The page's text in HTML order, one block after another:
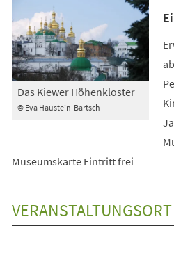
© Eva Haustein-Bartsch
Das Kiewer Höhenkloster
Museumskarte Eintritt frei
VERANSTALTUNGSORT